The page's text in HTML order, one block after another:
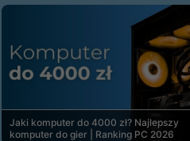
Jaki komputer do 4000 zł? Najlepszy
komputer do gier | Ranking PC 2026